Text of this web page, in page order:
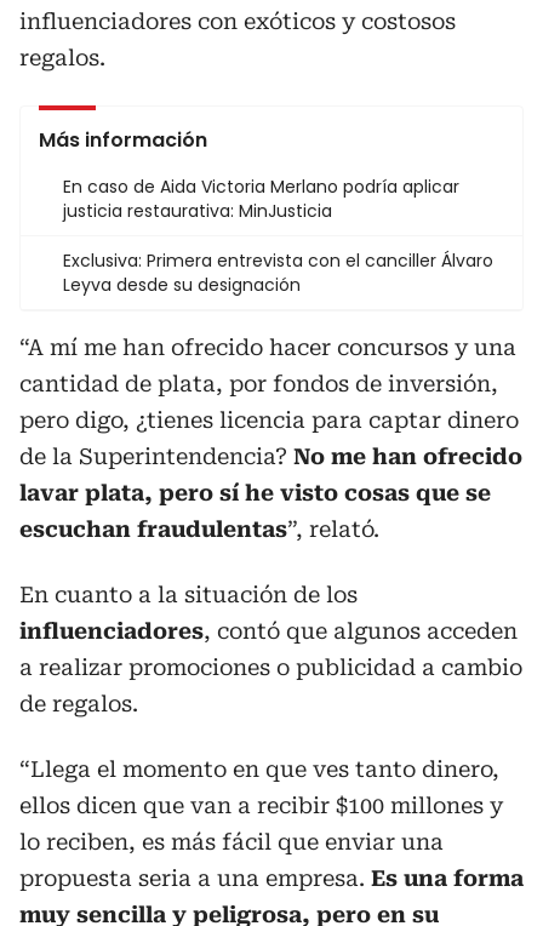
influenciadores con exóticos y costosos
regalos.
Más información
En caso de Aida Victoria Merlano podría aplicar
justicia restaurativa: MinJusticia
Exclusiva: Primera entrevista con el canciller Álvaro
Leyva desde su designación
“A mí me han ofrecido hacer concursos y una
cantidad de plata, por fondos de inversión,
pero digo, ¿tienes licencia para captar dinero
de la Superintendencia? No me han ofrecido
lavar plata, pero sí he visto cosas que se
escuchan fraudulentas”, relató.
En cuanto a la situación de los
influenciadores, contó que algunos acceden
a realizar promociones o publicidad a cambio
de regalos.
“Llega el momento en que ves tanto dinero,
ellos dicen que van a recibir $100 millones y
lo reciben, es más fácil que enviar una
propuesta seria a una empresa. Es una forma
muy sencilla y peligrosa, pero en su